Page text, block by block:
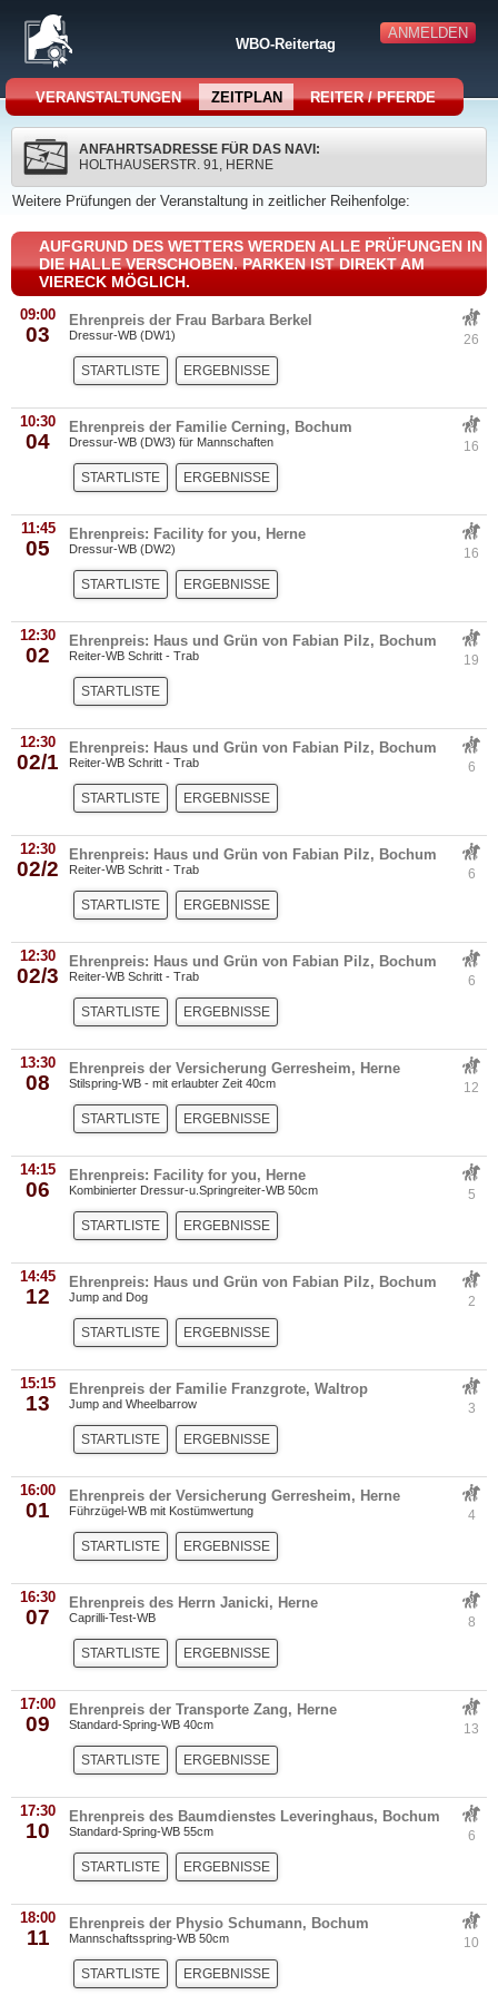
ANMELDEN
WBO-Reitertag
VERANSTALTUNGEN ZEITPLAN REITER / PFERDE
ANFAHRTSADRESSE FÜR DAS NAVI:
HOLTHAUSERSTR. 91, HERNE
Weitere Prüfungen der Veranstaltung in zeitlicher Reihenfolge:
AUFGRUND DES WETTERS WERDEN ALLE PRÜFUNGEN IN
DIE HALLE VERSCHOBEN. PARKEN IST DIREKT AM
VIERECK MÖGLICH.
09:00
03
Ehrenpreis der Frau Barbara Berkel
Dressur-WB (DW1)
26
STARTLISTE
ERGEBNISSE
10:30
04
Ehrenpreis der Familie Cerning, Bochum
Dressur-WB (DW3) für Mannschaften
16
STARTLISTE
ERGEBNISSE
11:45
05
Ehrenpreis: Facility for you, Herne
Dressur-WB (DW2)
16
STARTLISTE
ERGEBNISSE
12:30
02
Ehrenpreis: Haus und Grün von Fabian Pilz, Bochum
Reiter-WB Schritt - Trab
19
STARTLISTE
12:30
02/1
Ehrenpreis: Haus und Grün von Fabian Pilz, Bochum
Reiter-WB Schritt - Trab
6
STARTLISTE
ERGEBNISSE
12:30
02/2
Ehrenpreis: Haus und Grün von Fabian Pilz, Bochum
Reiter-WB Schritt - Trab
6
STARTLISTE
ERGEBNISSE
12:30
02/3
Ehrenpreis: Haus und Grün von Fabian Pilz, Bochum
Reiter-WB Schritt - Trab
6
STARTLISTE
ERGEBNISSE
13:30
08
Ehrenpreis der Versicherung Gerresheim, Herne
Stilspring-WB - mit erlaubter Zeit 40cm
12
STARTLISTE
ERGEBNISSE
14:15
06
Ehrenpreis: Facility for you, Herne
Kombinierter Dressur-u.Springreiter-WB 50cm
5
STARTLISTE
ERGEBNISSE
14:45
12
Ehrenpreis: Haus und Grün von Fabian Pilz, Bochum
Jump and Dog
2
STARTLISTE
ERGEBNISSE
15:15
13
Ehrenpreis der Familie Franzgrote, Waltrop
Jump and Wheelbarrow
3
STARTLISTE
ERGEBNISSE
16:00
01
Ehrenpreis der Versicherung Gerresheim, Herne
Führzügel-WB mit Kostümwertung
4
STARTLISTE
ERGEBNISSE
16:30
07
Ehrenpreis des Herrn Janicki, Herne
Caprilli-Test-WB
8
STARTLISTE
ERGEBNISSE
17:00
09
Ehrenpreis der Transporte Zang, Herne
Standard-Spring-WB 40cm
13
STARTLISTE
ERGEBNISSE
17:30
10
Ehrenpreis des Baumdienstes Leveringhaus, Bochum
Standard-Spring-WB 55cm
6
STARTLISTE
ERGEBNISSE
18:00
11
Ehrenpreis der Physio Schumann, Bochum
Mannschaftsspring-WB 50cm
10
STARTLISTE
ERGEBNISSE